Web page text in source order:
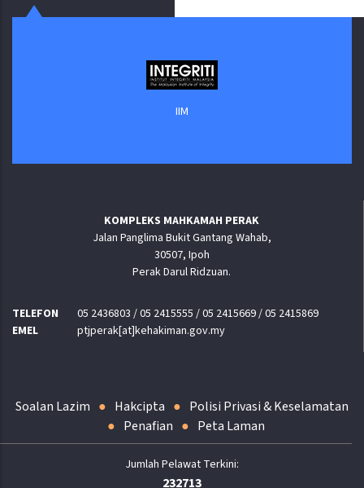
KOMPLEKS MAHKAMAH PERAK
Jalan Panglima Bukit Gantang Wahab,
30507, Ipoh
Perak Darul Ridzuan.
TELEFON
05 2436803 / 05 2415555 / 05 2415669 / 05 2415869
EMEL
ptjperak[at]kehakiman.gov.my
Soalan Lazim Hakcipta
Polisi Privasi & Keselamatan
Penafian
Peta Laman
232713